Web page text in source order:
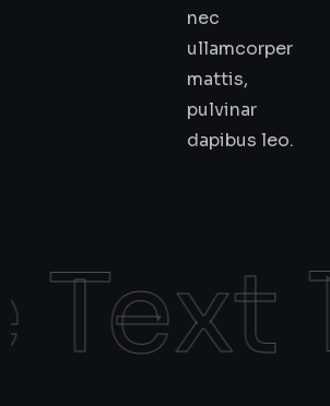
nec
ullamcorper
mattis,
pulvinar
dapibus leo.
1